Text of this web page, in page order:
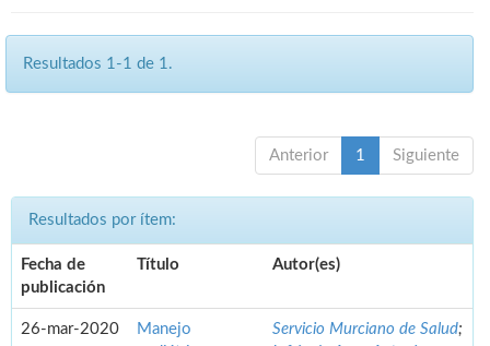
Resultados 1-1 de 1.
Anterior 1 Siguiente
Resultados por ítem:
Fecha de
publicación
Título Autor(es)
26-mar-2020
Manejo
Servicio Murciano de Salud;